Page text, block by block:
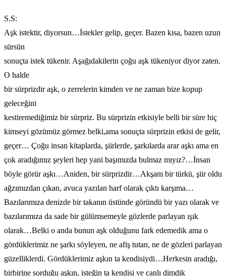
S.S:
Aşk istektir, diyorsun…İstekler gelip, geçer. Bazen kısa, bazen uzun
sürsün
sonuçta istek tükenir. Aşağıdakilerin çoğu aşk tükeniyor diyor zaten.
O halde
bir sürprizdir aşk, o zerrelerin kimden ve ne zaman bize kopup
geleceğini
kestiremediğimiz bir sürpriz. Bu sürprizin etkisiyle belli bir süre hiç
kimseyi gözümüz görmez belki,ama sonuçta sürprizin etkisi de gelir,
geçer… Çoğu insan kitaplarda, şiirlerde, şarkılarda arar aşkı ama en
çok aradığımız şeyleri hep yani başımızda bulmaz mıyız?…İnsan
böyle görür aşkı…Aniden, bir sürprizdir…Akşam bir türkü, şiir oldu
ağzımızdan çıkan, avuca yazılan harf olarak çıktı karşıma…
Bazılarımıza denizde bir takanın üstünde göründü bir yazı olarak ve
bazılarımıza da sade bir gülümsemeyle gözlerde parlayan ışık
olarak…Belki o anda bunun aşk olduğunu fark edemedik ama o
gördüklerimiz ne şarkı söyleyen, ne afiş tutan, ne de gözleri parlayan
güzelliklerdi. Gördüklerimiz aşkın ta kendisiydi…Herkesin aradığı,
birbirine sorduğu aşkın, isteğin ta kendisi ve canlı dimdik